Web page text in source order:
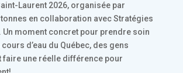
Laurent 2026, organisée par
en collaboration avec Stratégies
Un moment concret pour prendre soin
d’eau du Québec, des gens
faire une réelle différence pour